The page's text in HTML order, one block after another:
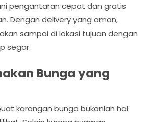
pengantaran cepat dan gratis
Dengan delivery yang aman,
sampai di lokasi tujuan dengan
segar.
Bunga yang
karangan bunga bukanlah hal